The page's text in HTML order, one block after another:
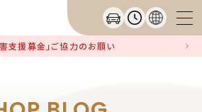
支援募金」ご協力のお願い